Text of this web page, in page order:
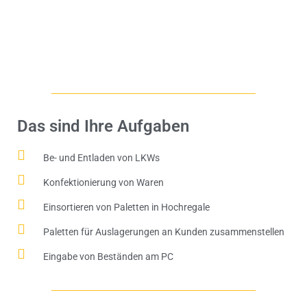
Das sind Ihre Aufgaben
Be- und Entladen von LKWs
Konfektionierung von Waren
Einsortieren von Paletten in Hochregale
Paletten für Auslagerungen an Kunden zusammenstellen
Eingabe von Beständen am PC